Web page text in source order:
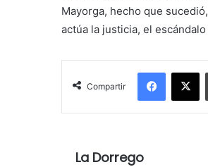
Mayorga, hecho que
actúa la justicia, el
Compartir
Facebook
X
La Dorrego